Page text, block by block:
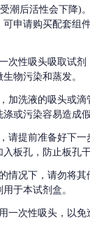
潮后活性会下降)
可申请购买配套组
次性吸头吸取试剂
物污染和蒸发。
加洗液的吸头或滴
或污染容易造成
请提前准备好下一
板孔，防止板孔
情况下，请勿将
于本试剂盒。
一次性吸头，以免